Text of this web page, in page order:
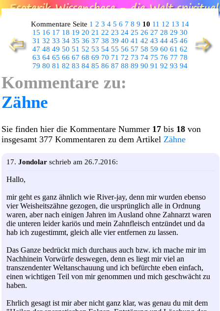
Kommentare Seite 1 2 3 4 5 6 7 8 9 10 11 12 13 14
15 16 17 18 19 20 21 22 23 24 25 26 27 28 29 30
31 32 33 34 35 36 37 38 39 40 41 42 43 44 45 46
47 48 49 50 51 52 53 54 55 56 57 58 59 60 61 62
63 64 65 66 67 68 69 70 71 72 73 74 75 76 77 78
79 80 81 82 83 84 85 86 87 88 89 90 91 92 93 94
Kommentare zu:
Zähne
Sie finden hier die Kommentare Nummer 17 bis 18 von
insgesamt 377 Kommentaren zu dem Artikel Zähne
17. Jondolar schrieb am 26.7.2016:
Hallo,
mir geht es ganz ähnlich wie River-jay, denn mir wurden ebenso
vier Weisheitszähne gezogen, die ursprünglich alle in Ordnung
waren, aber nach einigen Jahren im Ausland ohne Zahnarzt waren
die unteren leider kariös und mein Zahnfleisch entzündet und da
hab ich zugestimmt, gleich alle vier entfernen zu lassen.
Das Ganze bedrückt mich durchaus auch bzw. ich mache mir im
Nachhinein Vorwürfe deswegen, denn es liegt mir viel an
transzendenter Weltanschauung und ich befürchte eben einfach,
einen wichtigen Teil von mir genommen und mich geschwächt zu
haben.
Ehrlich gesagt ist mir aber nicht ganz klar, was genau du mit dem